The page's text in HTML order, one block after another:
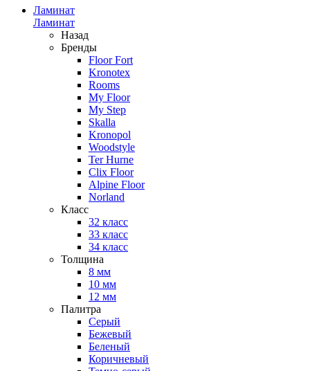
Ламинат
Ламинат
Назад
Бренды
Floor Fort
Kronotex
Rooms
My Floor
My Step
Skalla
Kronopol
Woodstyle
Ter Hurne
Clix Floor
Alpine Floor
Norland
Класс
32 класс
33 класс
34 класс
Толщина
8 мм
10 мм
12 мм
Палитра
Серый
Бежевый
Беленый
Коричневый